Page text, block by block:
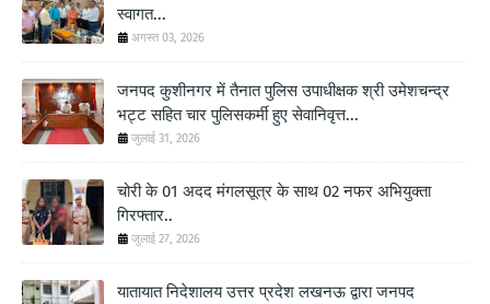
स्वागत...
अगस्त 03, 2026
जनपद कुशीनगर में तैनात पुलिस उपाधीक्षक श्री उमेशचन्द्र
भट्ट सहित चार पुलिसकर्मी हुए सेवानिवृत्त...
जुलाई 31, 2026
चोरी के 01 अदद मंगलसूत्र के साथ 02 नफर अभियुक्ता
गिरफ्तार..
जुलाई 27, 2026
यातायात निदेशालय उत्तर प्रदेश लखनऊ द्वारा जनपद